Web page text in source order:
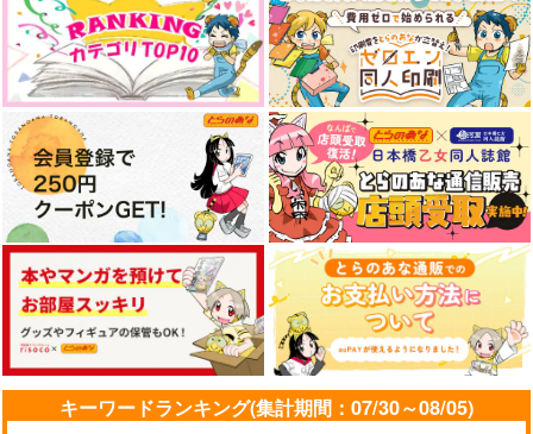
キーワードランキング(集計期間：07/30～08/05)